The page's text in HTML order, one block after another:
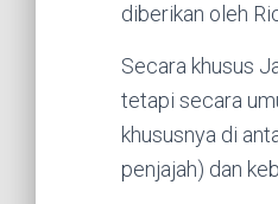
diberikan oleh
Secara khusus
tetapi secara
khususnya di
penjajah) dan